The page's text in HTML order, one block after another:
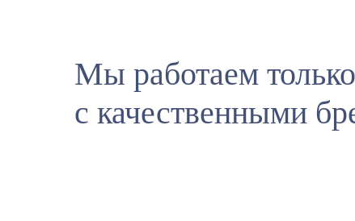
Мы работаем только
с качественными